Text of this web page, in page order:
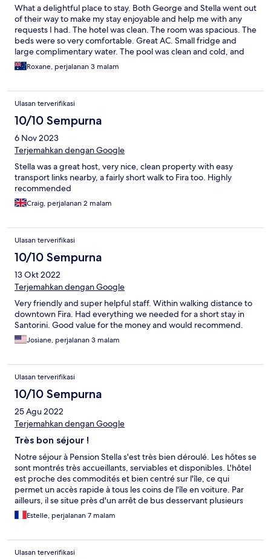
What a delightful place to stay. Both George and Stella went out
of their way to make my stay enjoyable and help me with any
requests I had. The hotel was clean. The room was spacious. The
beds were so very comfortable. Great AC. Small fridge and
large complimentary water. The pool was clean and cold, and
the sun beds were comfy too! Sure there's no view of the
caldera, but there's a bus stop just at the end of the street
Kamari, Perissa, Akrotiri etc so it's great for sightseeing. It's a
20ish minute walk to Fira centre. My only complaint (and to be
fair, I didn't even say anything to George or Stella) they
provided a kettle, cups, nescafe and sugar in the room but no
tea bags and no milk or even creamer. But several good
bakeries /coffee shops just a minute or two up the street. Oh
other side of the street! Ha ha. Having said that, the walk home
from Fira late at night was a little dark, and could feel a bit
dodgy, but I never really felt unsafe at all.
Roxane, perjalanan 3 malam
Ulasan terverifikasi
10/10 Sempurna
6 Nov 2023
Terjemahkan dengan Google
Stella was a great host, very nice, clean property with easy
transport links nearby, a fairly short walk to Fira too. Highly
recommended
Craig, perjalanan 2 malam
Ulasan terverifikasi
10/10 Sempurna
13 Okt 2022
Terjemahkan dengan Google
Very friendly and super helpful staff. Within walking distance to
downtown Fira. Had everything we needed for a short stay in
Santorini. Good value for the money and would recommend.
Josiane, perjalanan 3 malam
Ulasan terverifikasi
10/10 Sempurna
25 Agu 2022
Terjemahkan dengan Google
Très bon séjour !
Notre séjour à Pension Stella s'est très bien déroulé. Les hôtes se
sont montrés très accueillants, serviables et disponibles. L'hôtel
est proche des commodités et bien centré sur l'île, ce qui
permet un accès rapide à tous les coins de l'île en voiture. Par
ailleurs, il se situe près d'un arrêt de bus desservant plusieurs
villages et plages. Il se situe dans une rue calme. Le chambre est
très bien entretenue et le ménage y est effectué
Estelle, perjalanan 7 malam
Ulasan terverifikasi